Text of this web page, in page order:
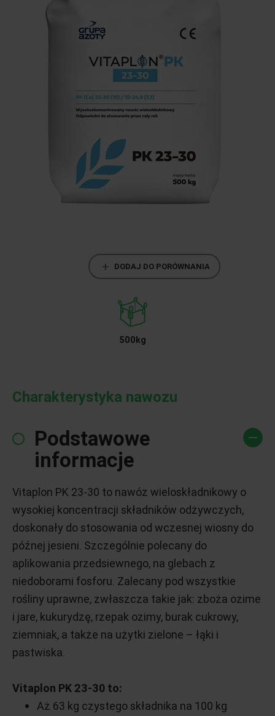
DODAJ DO PORÓWNANIA
500kg
Charakterystyka nawozu
Podstawowe
informacje
Vitaplon PK 23-30 to nawóz wieloskładnikowy o
wysokiej koncentracji składników odżywczych,
doskonały do stosowania od wczesnej wiosny do
późnej jesieni. Szczególnie polecany do
aplikowania przedsiewnego, na glebach z
niedoborami fosforu. Zalecany pod wszystkie
rośliny uprawne, zwłaszcza takie jak: zboża ozime
i jare, kukurydzę, rzepak ozimy, burak cukrowy,
ziemniak, a także na użytki zielone – łąki i
pastwiska.
Vitaplon PK 23-30 to:
Aż 63 kg czystego składnika na 100 kg